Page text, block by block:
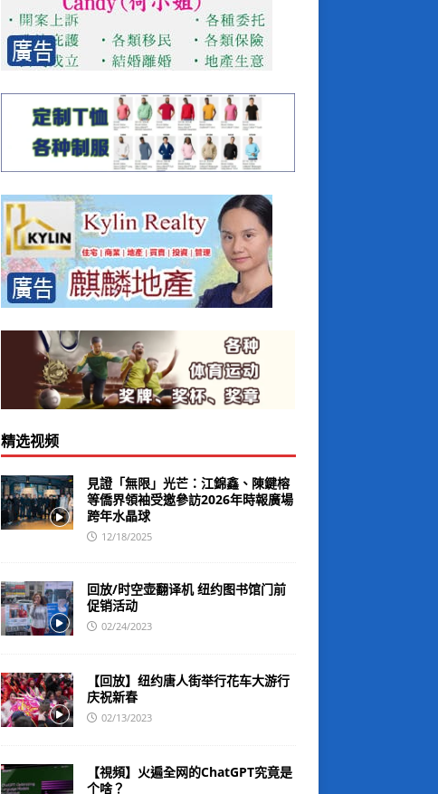
精选视频
見證「無限」光芒：江錦鑫、陳鍵榕
等僑界領袖受邀參訪2026年時報廣場
跨年水晶球
12/18/2025
回放/时空壶翻译机 纽约图书馆门前
促销活动
02/24/2023
【回放】纽约唐人街举行花车大游行
庆祝新春
02/13/2023
【視頻】火遍全网的ChatGPT究竟是
个啥？